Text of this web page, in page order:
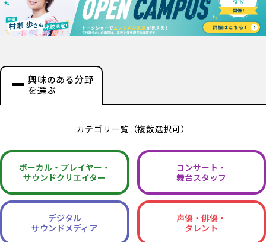
興味のある分野
を選ぶ
カテゴリ一覧（複数選択可）
ボーカル・ プレイヤー・
サウンドクリエイター
コンサート・
舞台スタッフ
デジタル
サウンドメディア
声優・俳優・
タレント